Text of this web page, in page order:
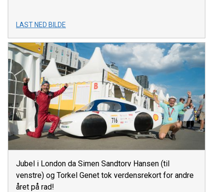
LAST NED BILDE
Jubel i London da Simen Sandtorv Hansen (til
venstre) og Torkel Genet tok verdensrekort for andre
året på rad!